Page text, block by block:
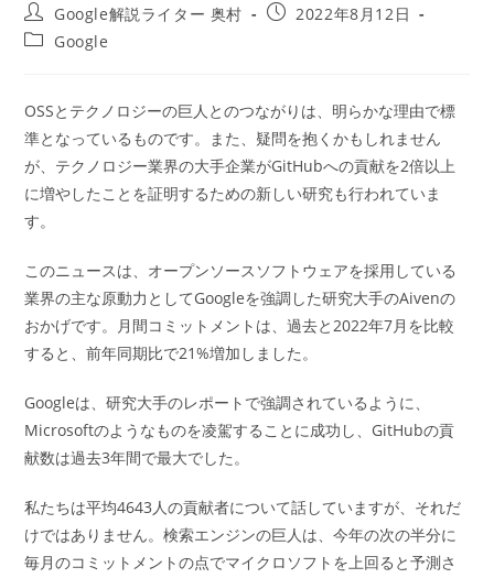
投
稿
者:
Google解説ライター 奥村
投
2022年8月12日
投
テ
ゴ
リ
ー:
Google
OSSとテクノロジーの巨人とのつながりは、明らかな理由で標
準となっているものです。また、疑問を抱くかもしれません
が、テクノロジー業界の大手企業がGitHubへの貢献を2倍以上
に増やしたことを証明するための新しい研究も行われていま
す。
このニュースは、オープンソースソフトウェアを採用している
業界の主な原動力としてGoogleを強調した研究大手のAivenの
おかげです。月間コミットメントは、過去と2022年7月を比較
すると、前年同期比で21%増加しました。
Googleは、研究大手のレポートで強調されているように、
Microsoftのようなものを凌駕することに成功し、GitHubの貢
献数は過去3年間で最大でした。
私たちは平均4643人の貢献者について話していますが、それだ
けではありません。検索エンジンの巨人は、今年の次の半分に
毎月のコミットメントの点でマイクロソフトを上回ると予測さ